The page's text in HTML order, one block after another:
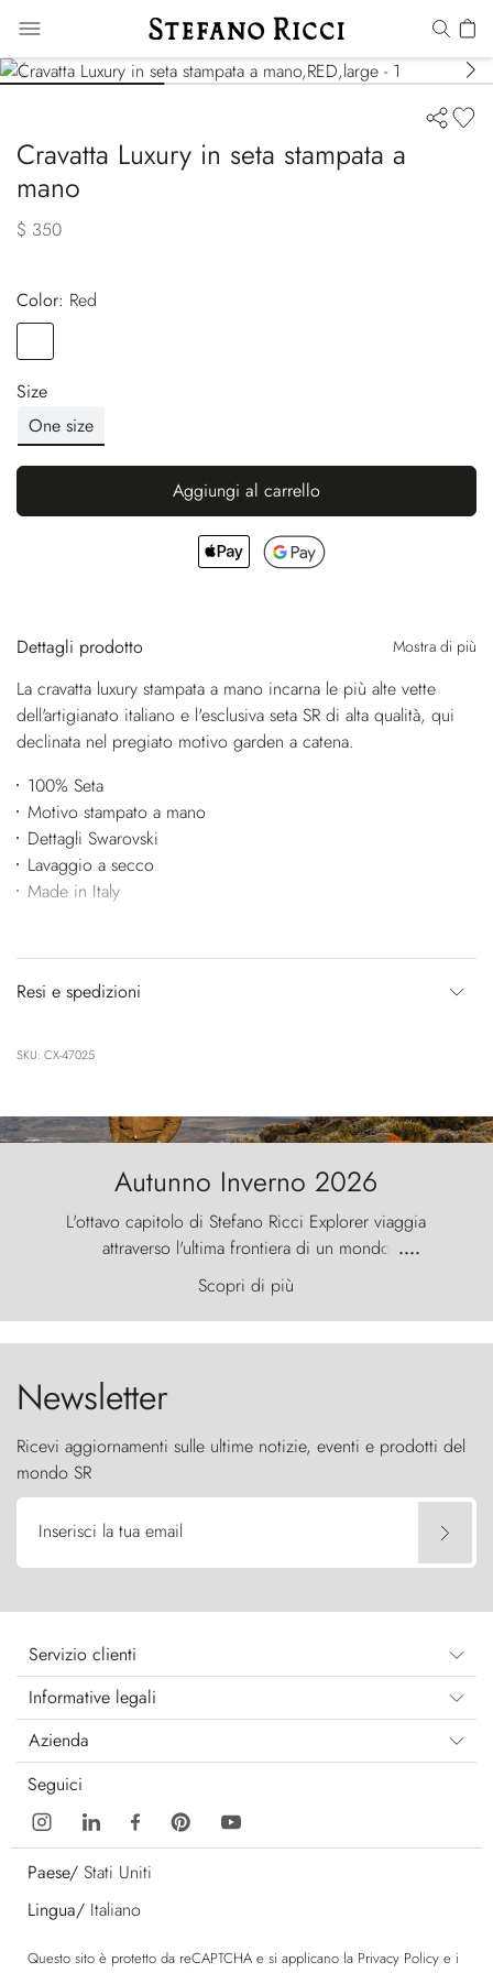
Cravatta Luxury in seta stampata a
mano
$ 350
Color:
red
Size
One size
Aggiungi al carrello
Dettagli prodotto Mostra di più
La cravatta luxury stampata a mano incarna le più alte vette
dell'artigianato italiano e l'esclusiva seta SR di alta qualità, qui
declinata nel pregiato motivo garden a catena.
100% Seta
Motivo stampato a mano
Dettagli Swarovski
Lavaggio a secco
Made in Italy
Resi e spedizioni
SKU: CX-47025
Autunno Inverno 2026
L'ottavo capitolo di Stefano Ricci Explorer viaggia
attraverso l'ultima frontiera di un mondo
primordiale, dove il vento scolpisce la natura con
furia ancestrale e le Torres del Paine sfidano il
cielo come sentinelle di pietra.
....
Scopri di più
Newsletter
Ricevi aggiornamenti sulle ultime notizie, eventi e prodotti del
mondo SR
Inserisci la tua email
Servizio clienti
Informative legali
Azienda
Seguici
Paese/ Stati Uniti
Lingua/ Italiano
Questo sito è protetto da reCAPTCHA e si applicano la Privacy Policy e i